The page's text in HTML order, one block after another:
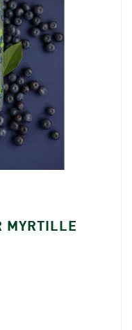
MYRTILLE